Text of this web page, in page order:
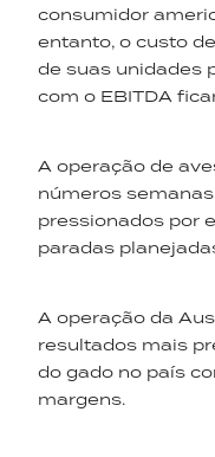
consumidor
entanto, o custo
de suas unidades
com o EBITDA
A operação de
números
pressionados por
paradas
A operação da
resultados mais
do gado no país
margens.